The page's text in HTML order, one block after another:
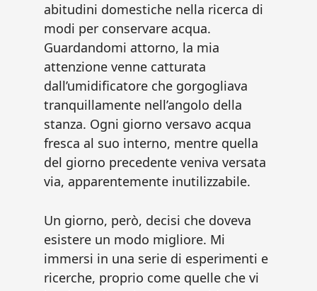
abitudini domestiche nella ricerca di
modi per conservare acqua.
Guardandomi attorno, la mia
attenzione venne catturata
dall’umidificatore che gorgogliava
tranquillamente nell’angolo della
stanza. Ogni giorno versavo acqua
fresca al suo interno, mentre quella
del giorno precedente veniva versata
via, apparentemente inutilizzabile.
Un giorno, però, decisi che doveva
esistere un modo migliore. Mi
immersi in una serie di esperimenti e
ricerche, proprio come quelle che vi